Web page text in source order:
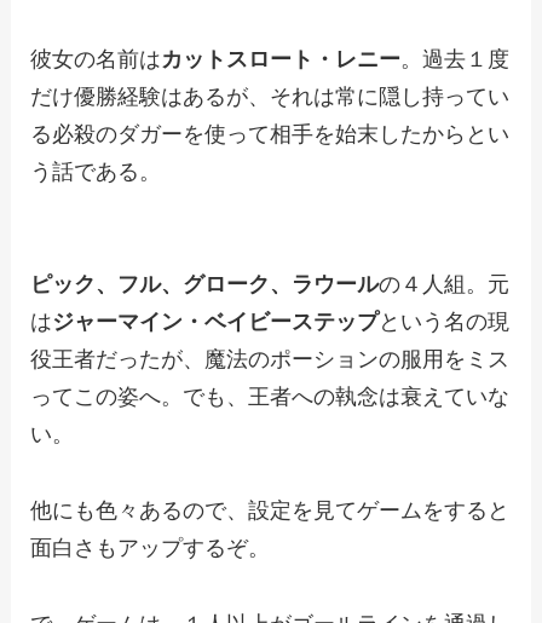
彼女の名前はカットスロート・レニー。過去１度
だけ優勝経験はあるが、それは常に隠し持ってい
る必殺のダガーを使って相手を始末したからとい
う話である。
ピック、フル、グローク、ラウールの４人組。元
はジャーマイン・ベイビーステップという名の現
役王者だったが、魔法のポーションの服用をミス
ってこの姿へ。でも、王者への執念は衰えていな
い。
他にも色々あるので、設定を見てゲームをすると
面白さもアップするぞ。